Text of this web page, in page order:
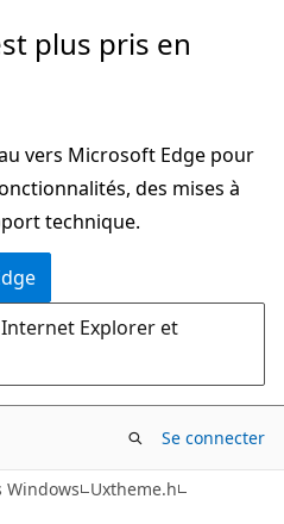
plus pris en
vers Microsoft Edge pour
des mises à
technique.
Explorer et
Se connecter
Windows Uxtheme.h